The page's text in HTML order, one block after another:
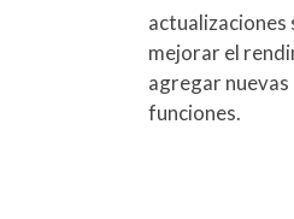
actualizaciones
mejorar el
agregar nuevas
funciones.